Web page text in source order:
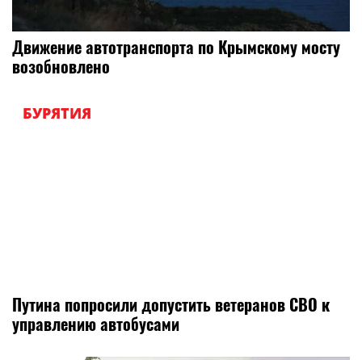
Движение автотранспорта по Крымскому мосту
возобновлено
БУРЯТИЯ
Путина попросили допустить ветеранов СВО к
управлению автобусами